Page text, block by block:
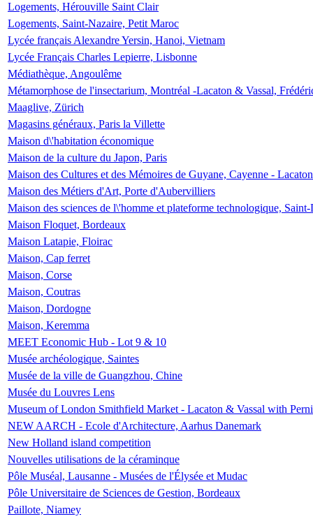
Logements, Hérouville Saint Clair
Logements, Saint-Nazaire, Petit Maroc
Lycée français Alexandre Yersin, Hanoi, Vietnam
Lycée Français Charles Lepierre, Lisbonne
Médiathèque, Angoulême
Métamorphose de l'insectarium, Montréal -Lacaton & Vassal,
Maaglive, Zürich
Magasins généraux, Paris la Villette
Maison d\'habitation économique
Maison de la culture du Japon, Paris
Maison des Cultures et des Mémoires de Guyane, Cayenne -
Maison des Métiers d'Art, Porte d'Aubervilliers
Maison des sciences de l\'homme et plateforme technologique,
Maison Floquet, Bordeaux
Maison Latapie, Floirac
Maison, Cap ferret
Maison, Corse
Maison, Coutras
Maison, Dordogne
Maison, Keremma
MEET Economic Hub - Lot 9 & 10
Musée archéologique, Saintes
Musée de la ville de Guangzhou, Chine
Musée du Louvres Lens
Museum of London Smithfield Market - Lacaton & Vassal with
NEW AARCH - Ecole d'Architecture, Aarhus Danemark
New Holland island competition
Nouvelles utilisations de la céraminque
Pôle Muséal, Lausanne - Musées de l'Élysée et Mudac
Pôle Universitaire de Sciences de Gestion, Bordeaux
Paillote, Niamey